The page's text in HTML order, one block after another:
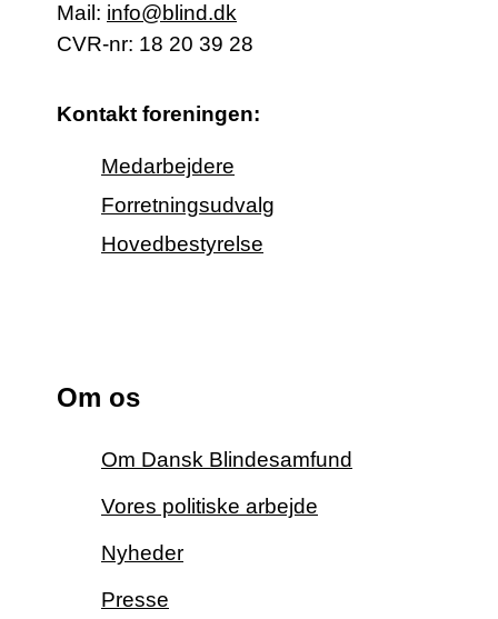
Mail: info@blind.dk
CVR-nr: 18 20 39 28
Kontakt foreningen:
Medarbejdere
Forretningsudvalg
Hovedbestyrelse
Om os
Om Dansk Blindesamfund
Vores politiske arbejde
Nyheder
Presse